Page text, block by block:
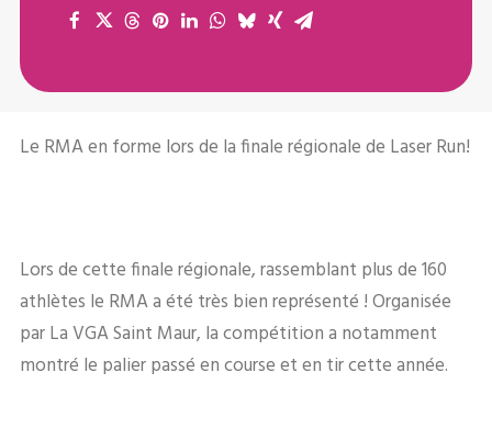
Le RMA en forme lors de la finale régionale de Laser Run!
Lors de cette finale régionale, rassemblant plus de 160
athlètes le RMA a été très bien représenté ! Organisée
par La VGA Saint Maur, la compétition a notamment
montré le palier passé en course et en tir cette année.